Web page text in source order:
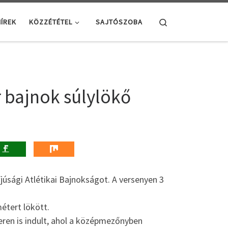
KÖZZÉTÉTEL SAJTÓSZOBA
súlylökő
Atlétikai Bajnokságot. A versenyen 3
lökött.
is indult, ahol a középmezőnyben